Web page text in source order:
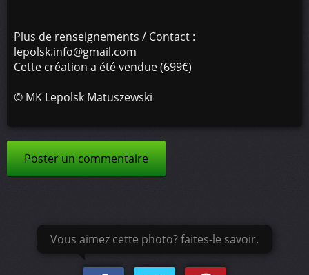
Plus de renseignements / Contact :
lepolsk.info@gmail.com
Cette création a été vendue (699€)
© MK Lepolsk Matuszewski
Poster un commentaire
Vous aimez cette photo? faites-le savoir.